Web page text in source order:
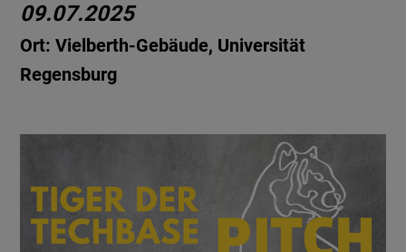
09.07.2025
Ort: Vielberth-Gebäude, Universität
Regensburg